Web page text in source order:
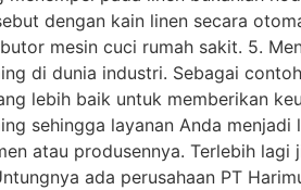
dengan kain linen secara
mesin cuci rumah sakit. 5.
di dunia industri. Sebagai
lebih baik untuk memberikan
sehingga layanan Anda
atau produsennya. Terlebih
ada perusahaan PT